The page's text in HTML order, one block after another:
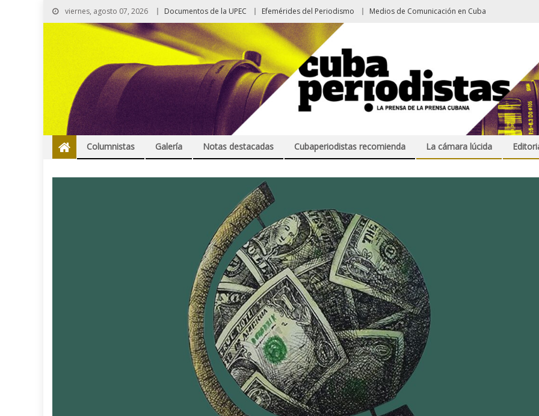
viernes, agosto 07, 2026 Documentos de la UPEC Efemérides del Periodismo Medios de Comunicación en Cuba
Columnistas Galería Notas destacadas Cubaperiodistas recomienda La cámara lúcida